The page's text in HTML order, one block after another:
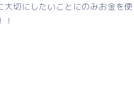
大切にしたいことにのみお金を